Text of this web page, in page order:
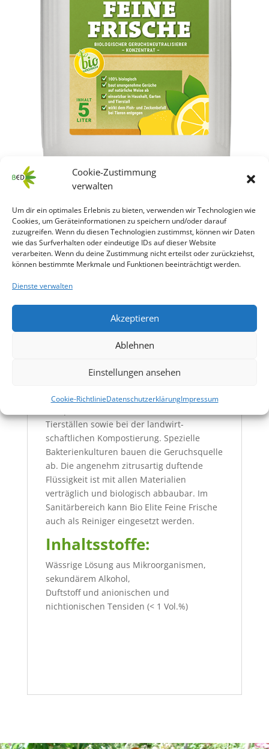
Cookie-Zustimmung
verwalten
Um dir ein optimales Erlebnis zu bieten, verwenden wir Technologien wie
Cookies, um Geräteinformationen zu speichern und/oder darauf
zuzugreifen. Wenn du diesen Technologien zustimmst, können wir Daten
wie das Surfverhalten oder eindeutige IDs auf dieser Website
verarbeiten. Wenn du deine Zustimmung nicht erteilst oder zurückziehst,
können bestimmte Merkmale und Funktionen beeinträchtigt werden.
Dienste verwalten
Akzeptieren
Ablehnen
Einstellungen ansehen
Cookie-RichtlinieDatenschutzerklärungImpressum
HÄNDLER FINDEN
PRODUKTINFORMATION
Bio Elite Feine Frische
umweltfreundliches Konzentrat zur
Mülltonne, Toilette), im Garten (z. B.
Tier­ställen sowie bei der landwirt­
schaftlichen Kompostierung. Spezielle
Bakterienkulturen bauen die Geruchsquelle
ab. Die angenehm zitrusartig duftende
Flüssigkeit ist mit allen Materialien
verträglich und biologisch abbaubar. Im
Sanitärbereich kann Bio Elite Feine Frische
auch als Reiniger eingesetzt werden.
Inhaltsstoffe:
Wässrige Lösung aus Mikroorganismen,
sekundärem Alkohol,
Duftstoff und anionischen und
nichtionischen Tensiden (< 1 Vol.%)